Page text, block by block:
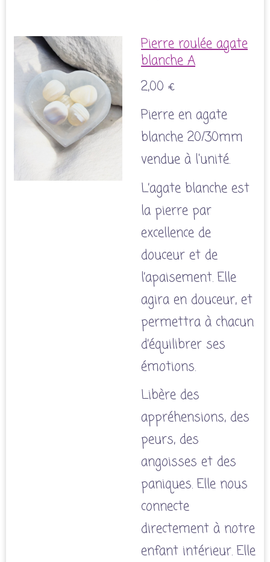
Pierre roulée agate
blanche A
2,00 €
Pierre en agate
blanche 20/30mm
vendue à l'unité.
L’agate blanche est
la pierre par
excellence de
douceur et de
l’apaisement. Elle
agira en douceur, et
permettra à chacun
d’équilibrer ses
émotions.
Libère des
appréhensions, des
peurs, des
angoisses et des
paniques. Elle nous
connecte
directement à notre
enfant intérieur. Elle